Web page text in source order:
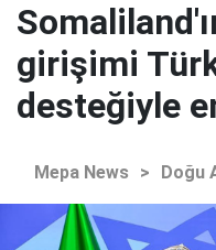
girişimi
desteğiyle
Mepa News > Doğu